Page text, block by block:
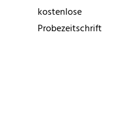
kostenlose
Probezeitschrift